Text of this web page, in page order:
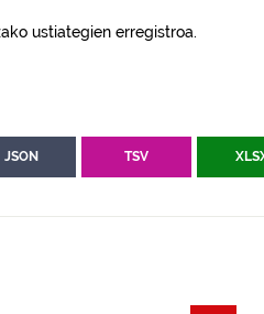
ustiategien erregistroa.
JSON TSV